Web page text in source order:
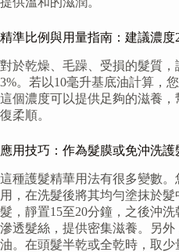
精準比例與用量指南：建議濃度
對於乾燥、毛躁、受損的髮質
3%。若以10毫升基底油計算，
這個濃度可以提供足夠的滋養
復柔順。
應用技巧：作為髮膜或免沖洗護
這種護髮精華用法有很多變數
用，在洗髮後將其均勻塗抹於
髮，靜置15至20分鐘，之後沖
滲透髮絲，提供密集滋養。另
油。在頭髮半乾或全乾時，取